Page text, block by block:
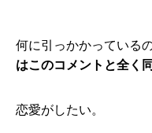
何に引っかかっている
はこのコメントと全く
恋愛がしたい。